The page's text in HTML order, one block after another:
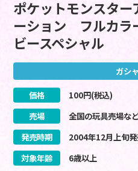
ポケットモンスタ
ーション フルカ
ビースペシャル
ガシ
価格 100円(税込)
売場
全国の玩具売場な
発売時期
2004年12月上旬
対象年齢
6歳以上